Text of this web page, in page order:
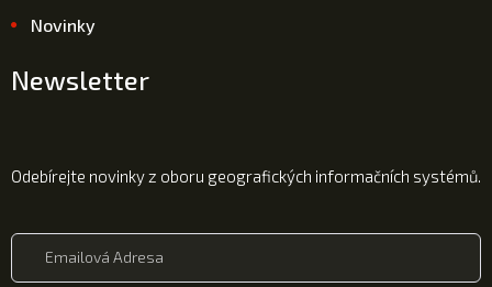
Novinky
Newsletter
Odebírejte novinky z oboru geografických informačních systémů.